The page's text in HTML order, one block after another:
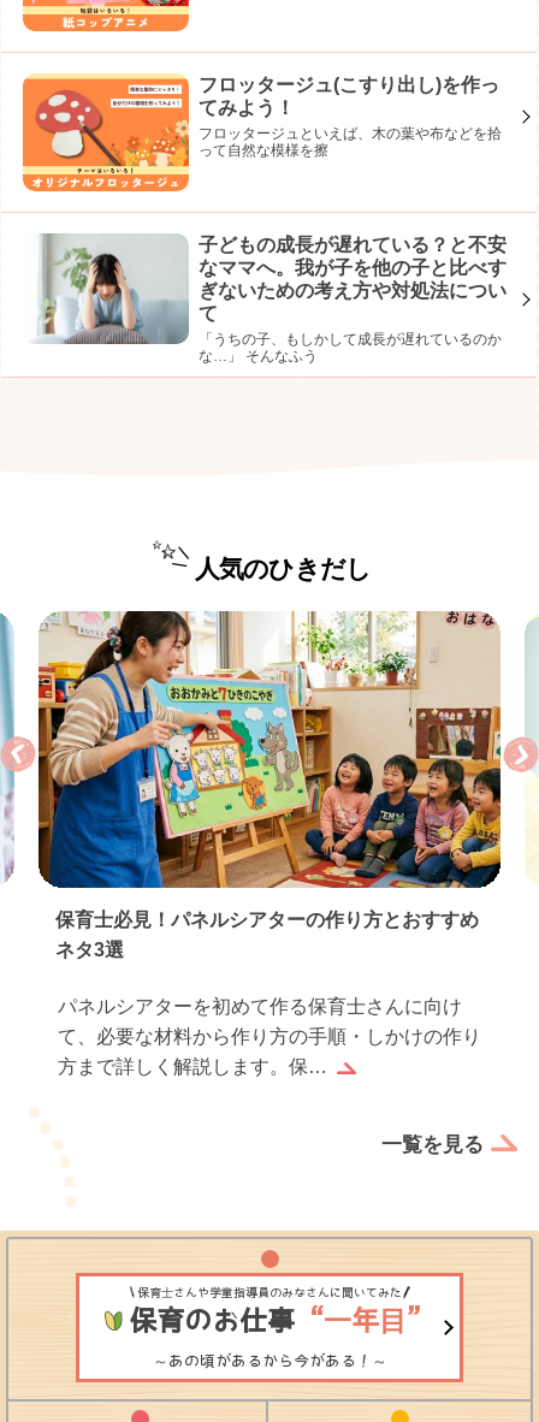
フロッタージュ(こすり出し)を作っ
てみよう！
フロッタージュといえば、木の葉や布などを拾
って自然な模様を擦
子どもの成長が遅れている？と不安
なママへ。我が子を他の子と比べす
ぎないための考え方や対処法につい
て
「うちの子、もしかして成長が遅れているのか
な…」 そんなふう
人気のひきだし
保育実習のお礼状の書き方｜基本マナーとすぐ使
える例文…
保育実習が終わったら、お世話になった園や先生
方へお礼状を書くのは感謝の気持ちを伝えるだけ
でなく、実習生としての誠…
一覧を見る
保育士さんや学童指導員のみなさんに聞いてみた
保育のお仕事“一年目”
～あの頃があるから今がある！～